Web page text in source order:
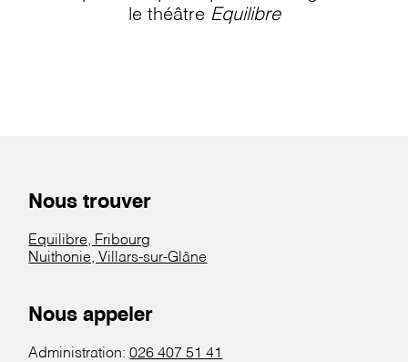
le théâtre Equilibre
Nous trouver
Equilibre, Fribourg
Nuithonie, Villars-sur-Glâne
Nous appeler
Administration:026 407 51 41